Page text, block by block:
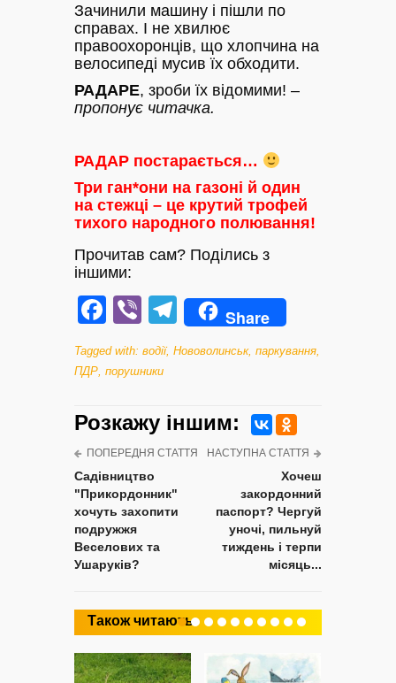
Зачинили машину і пішли по
справах. І не хвилює
правоохоронців, що хлопчина на
велосипеді мусив їх обходити.
РАДАРЕ, зроби їх відомими! –
пропонує читачка.
РАДАР постарається…
Три ган*они на газоні й один
на стежці – це крутий трофей
тихого народного полювання!
Прочитав сам? Поділись з
іншими:
Facebook
ViberTelegram
Share
Tagged with: водії, Нововолинськ, паркування,
ПДР, порушники
Розкажу iншим:
ПОПЕРЕДНЯ СТАТТЯ
Садівництво
"Прикордонник"
хочуть захопити
подружжя
Веселових та
Ушаруків?
НАСТУПНА СТАТТЯ
Хочеш
закордонний
паспорт? Чергуй
уночі, пильнуй
тиждень і терпи
місяць...
Також читають